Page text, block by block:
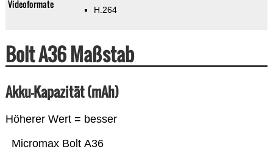
Videoformate H.264
Bolt A36 Maßstab
Akku-Kapazität (mAh)
Höherer Wert = besser
Micromax Bolt A36